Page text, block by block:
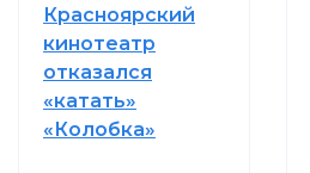
Красноярский
кинотеатр
отказался
«катать»
«Колобка»